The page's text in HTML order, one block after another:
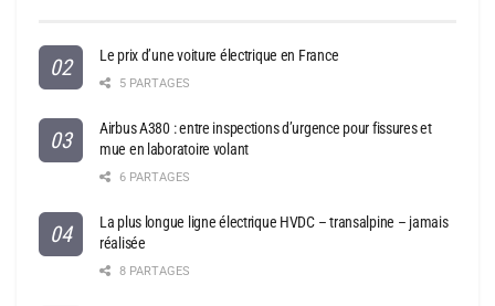
Le prix d’une voiture électrique en France
5 PARTAGES
Airbus A380 : entre inspections d’urgence pour fissures et
mue en laboratoire volant
6 PARTAGES
La plus longue ligne électrique HVDC – transalpine – jamais
réalisée
8 PARTAGES